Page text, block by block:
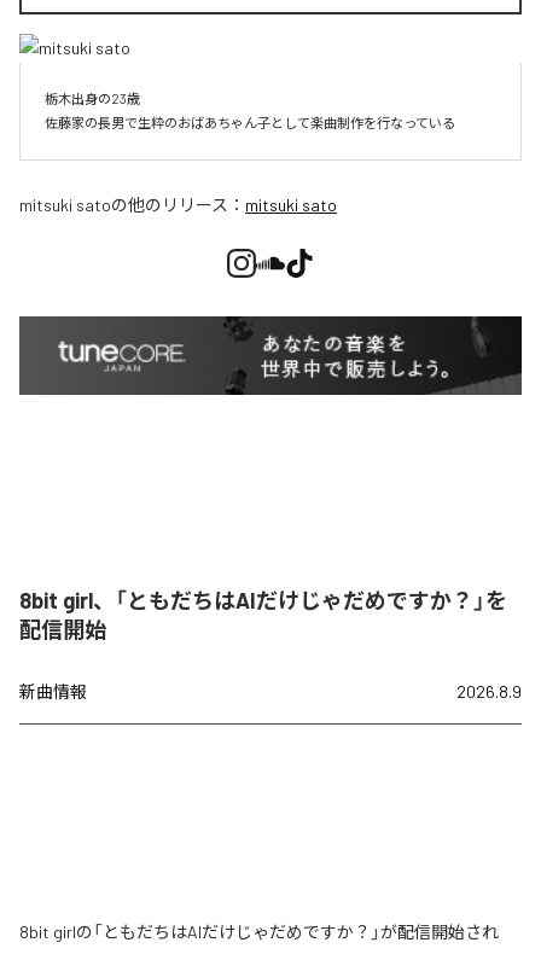
栃木出身の23歳
佐藤家の長男で生粋のおばあちゃん子として楽曲制作を行なっている
mitsuki satoの他のリリース： mitsuki sato
8bit girl、「ともだちはAIだけじゃだめですか？」を
配信開始
新曲情報 2026.8.9
8bit girlの「ともだちはAIだけじゃだめですか？」が配信開始され